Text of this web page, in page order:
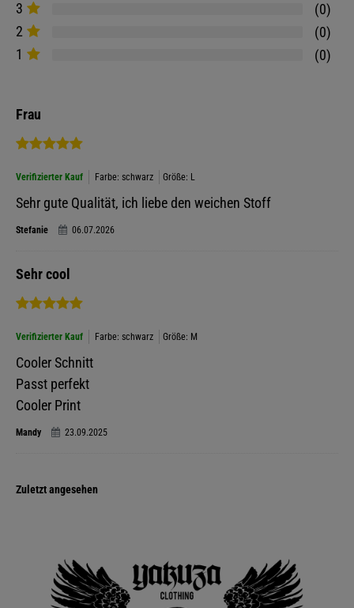
3
0
2
0
1
0
Frau
Verifizierter Kauf Farbe: schwarz Größe: L
Sehr gute Qualität, ich liebe den weichen Stoff
Stefanie 06.07.2026
Sehr cool
Verifizierter Kauf Farbe: schwarz Größe: M
Cooler Schnitt
Passt perfekt
Cooler Print
Mandy 23.09.2025
Zuletzt angesehen